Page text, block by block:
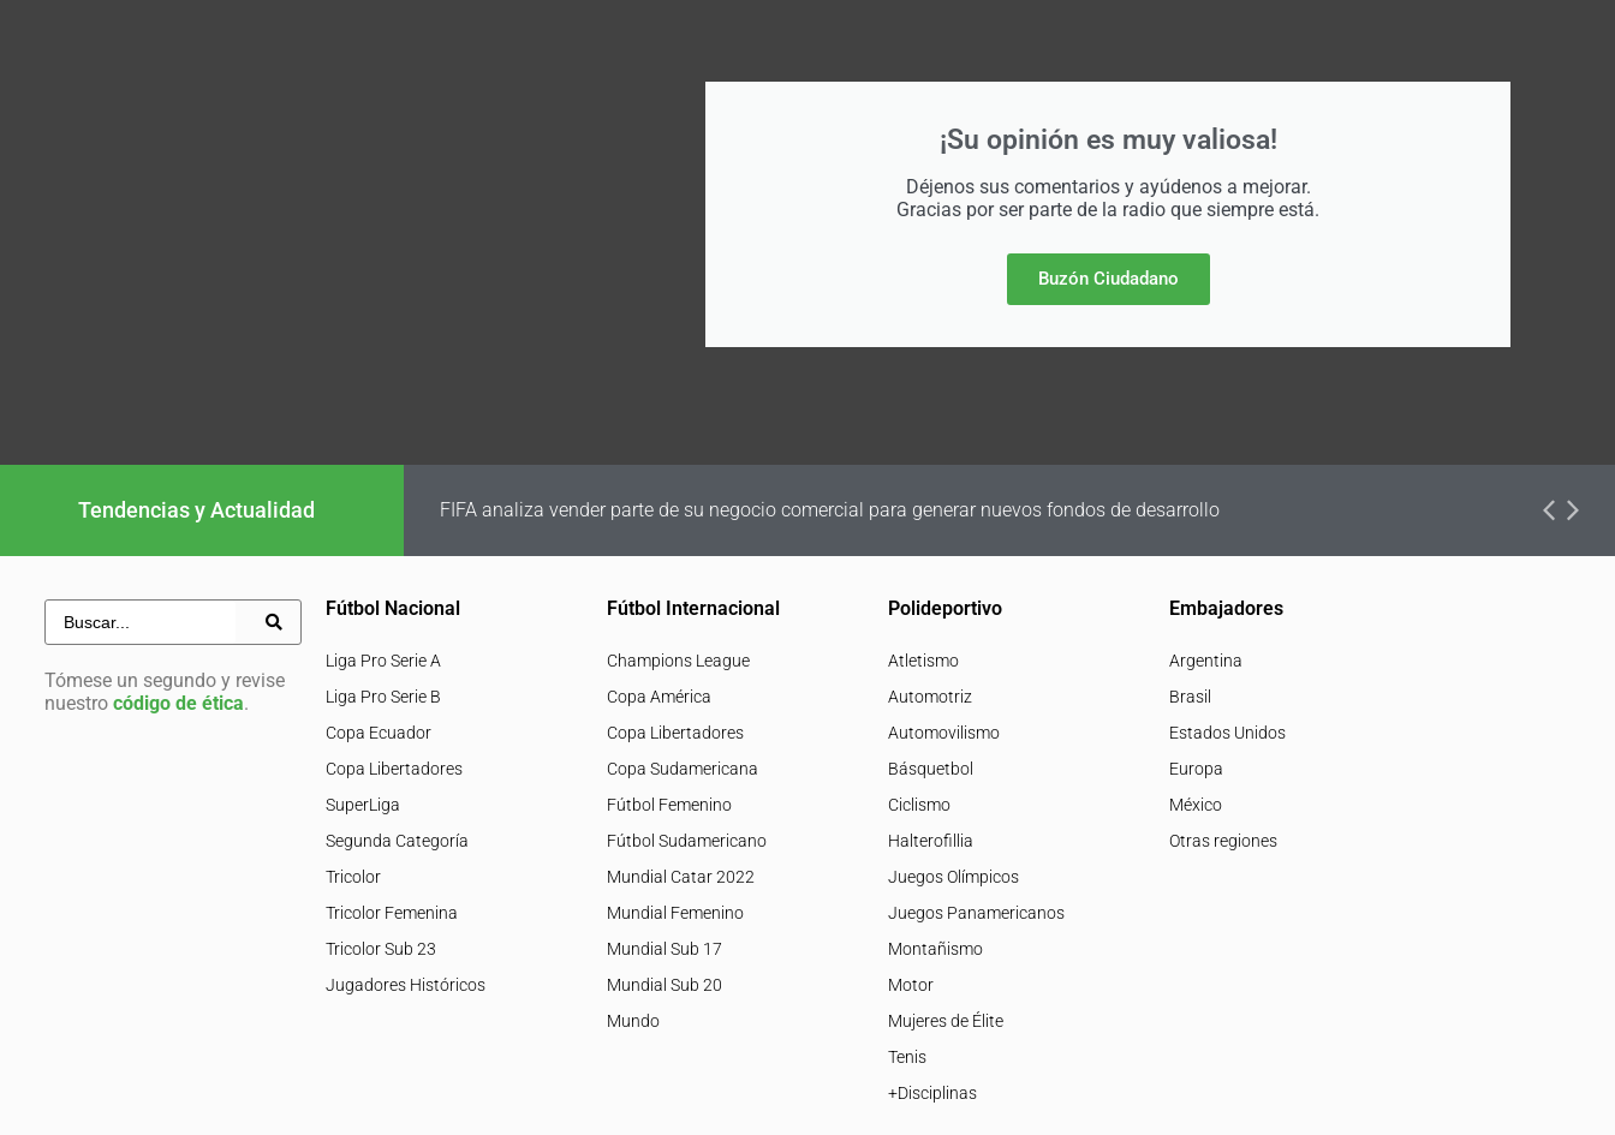
¡Su opinión es muy valiosa!
Déjenos sus comentarios y ayúdenos a mejorar.
Gracias por ser parte de la radio que siempre está.
Buzón Ciudadano
Tendencias y Actualidad FIFA analiza vender parte de su negocio comercial para generar nuevos fondos de desarrollo
Tómese un segundo y revise
nuestro código de ética.
Fútbol Nacional
Liga Pro Serie A
Liga Pro Serie B
Copa Ecuador
Copa Libertadores
SuperLiga
Segunda Categoría
Tricolor
Tricolor Femenina
Tricolor Sub 23
Jugadores Históricos
Fútbol Internacional
Champions League
Copa América
Copa Libertadores
Copa Sudamericana
Fútbol Femenino
Fútbol Sudamericano
Mundial Catar 2022
Mundial Femenino
Mundial Sub 17
Mundial Sub 20
Mundo
Polideportivo
Atletismo
Automotriz
Automovilismo
Básquetbol
Ciclismo
Halterofillia
Juegos Olímpicos
Juegos Panamericanos
Montañismo
Motor
Mujeres de Élite
Tenis
+Disciplinas
Embajadores
Argentina
Brasil
Estados Unidos
Europa
México
Otras regiones